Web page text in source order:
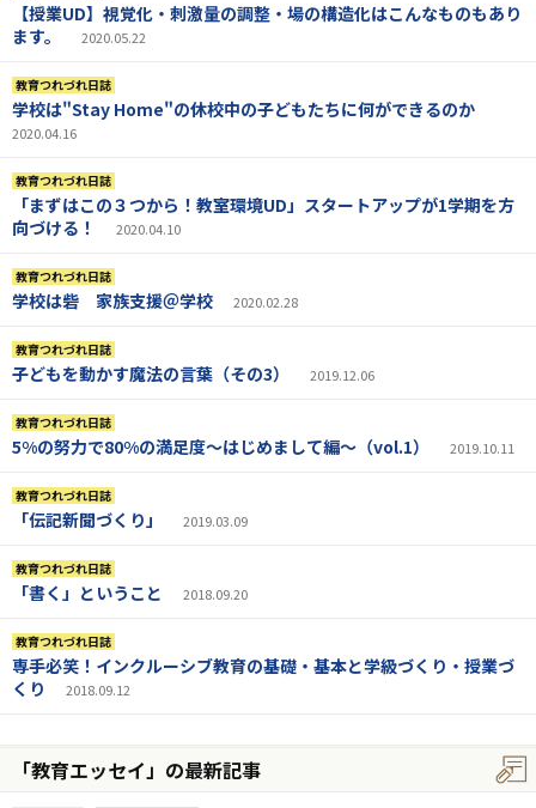
【授業UD】視覚化・刺激量の調整・場の構造化はこんなものもあり
ます。
2020.05.22
教育つれづれ日誌
学校は"Stay Home"の休校中の子どもたちに何ができるのか
2020.04.16
教育つれづれ日誌
「まずはこの３つから！教室環境UD」スタートアップが1学期を方
向づける！
2020.04.10
教育つれづれ日誌
学校は砦 家族支援＠学校 2020.02.28
教育つれづれ日誌
子どもを動かす魔法の言葉（その3） 2019.12.06
教育つれづれ日誌
5%の努力で80%の満足度〜はじめまして編〜（vol.1） 2019.10.11
教育つれづれ日誌
「伝記新聞づくり」 2019.03.09
教育つれづれ日誌
「書く」ということ 2018.09.20
教育つれづれ日誌
専手必笑！インクルーシブ教育の基礎・基本と学級づくり・授業づ
くり
2018.09.12
「教育エッセイ」の最新記事